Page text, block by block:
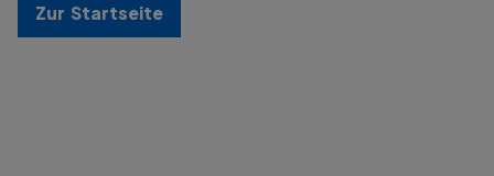
Zur Startseite